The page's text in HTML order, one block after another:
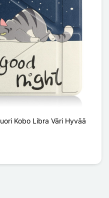
Kobo Libra Väri Hyvää